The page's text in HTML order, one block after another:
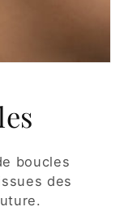
boucles
des